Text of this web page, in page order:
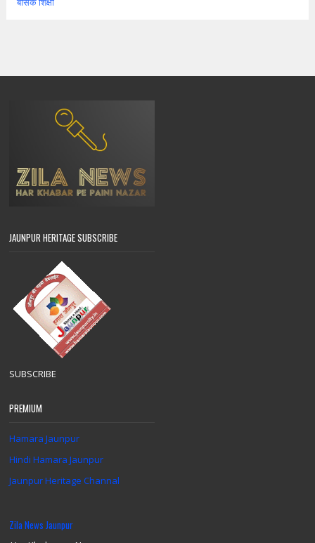
JAUNPUR HERITAGE SUBSCRIBE
SUBSCRIBE
PREMIUM
Hamara Jaunpur
Hindi Hamara Jaunpur
Jaunpur Heritage Channal
Zila News Jaunpur